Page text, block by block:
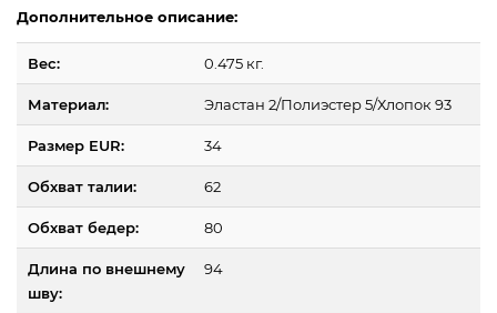
Дополнительное описание:
Вес: 0.475 кг.
Материал: Эластан 2/Полиэстер 5/Хлопок 93
Размер EUR: 34
Обхват талии: 62
Обхват бедер: 80
Длина по внешнему
шву:
94